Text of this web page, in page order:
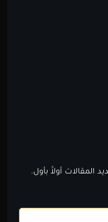
المقالات أولاََ بأول.